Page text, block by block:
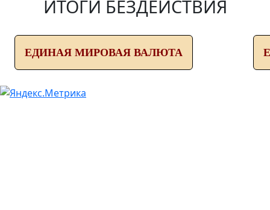
ИТОГИ БЕЗДЕЙСТВИЯ
ЕДИНАЯ МИРОВАЯ ВАЛЮТА